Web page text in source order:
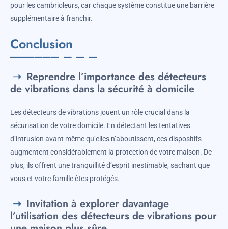
pour les cambrioleurs, car chaque système constitue une barrière
supplémentaire à franchir.
Conclusion
Reprendre l’importance des détecteurs
de vibrations dans la sécurité à domicile
Les détecteurs de vibrations jouent un rôle crucial dans la
sécurisation de votre domicile. En détectant les tentatives
d’intrusion avant même qu’elles n’aboutissent, ces dispositifs
augmentent considérablement la protection de votre maison. De
plus, ils offrent une tranquillité d’esprit inestimable, sachant que
vous et votre famille êtes protégés.
Invitation à explorer davantage
l’utilisation des détecteurs de vibrations pour